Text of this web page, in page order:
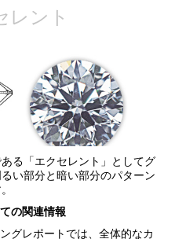
る「エクセレント」としてグ
い部分と暗い部分のパターン
の関連情報
グレポートでは、全体的なカ